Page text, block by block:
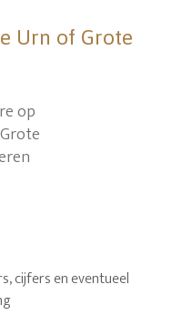
Urn of Grote
cijfers en eventueel